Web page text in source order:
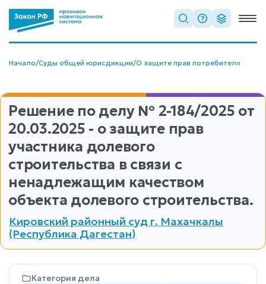
Начало/Суды общей юрисдикции/О защите прав потребителя
Решение по делу № 2-184/2025 от
20.03.2025 - о защите прав
участника долевого
строительства в связи с
ненадлежащим качеством
объекта долевого строительства.
Кировский районный суд г. Махачкалы
(Республика Дагестан)
Категория дела